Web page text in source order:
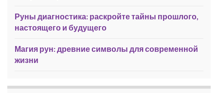
Руны диагностика: раскройте тайны прошлого,
настоящего и будущего
Магия рун: древние символы для современной
жизни